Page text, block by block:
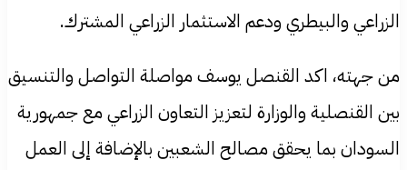
الزراعي والبيطري ودعم الاستثمار الزراعي المشترك.
من جهته، اكد القنصل يوسف مواصلة التواصل والتنسيق
بين القنصلية والوزارة لتعزيز التعاون الزراعي مع جمهورية
السودان بما يحقق مصالح الشعبين بالإضافة إلى العمل